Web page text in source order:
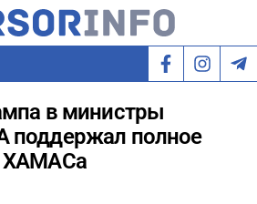
в министры
полное
ХАМАСа